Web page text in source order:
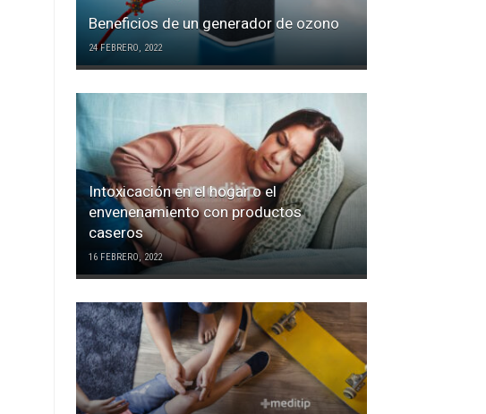
Beneficios de un generador de ozono
24 FEBRERO, 2022
Intoxicación en el hogar o el
envenenamiento con productos
caseros
16 FEBRERO, 2022